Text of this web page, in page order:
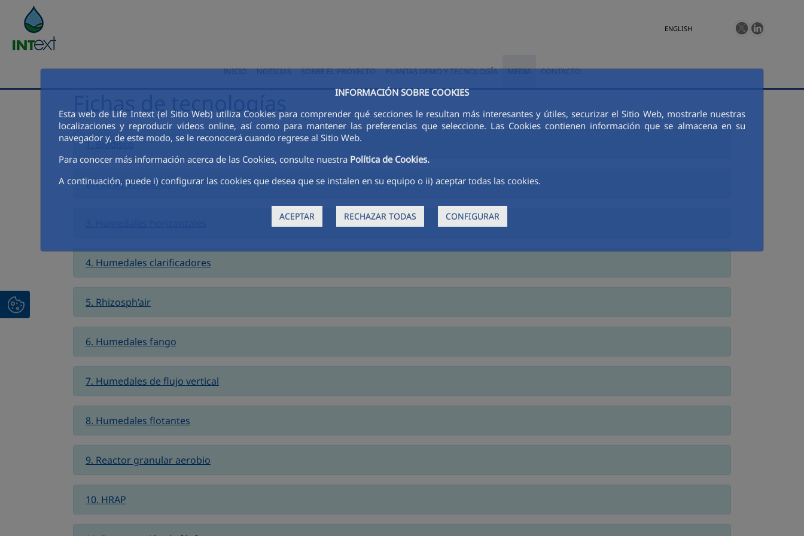
Saltar al contenido principal
INFORMACIÓN SOBRE COOKIES
Esta web de Life Intext (el Sitio Web) utiliza Cookies para comprender qué secciones le resultan más interesantes y útiles, securizar el Sitio Web, mostrarle nuestras
localizaciones y reproducir videos online, así como para mantener las preferencias que seleccione. Las Cookies contienen información que se almacena en su
navegador y, de este modo, se le reconocerá cuando regrese al Sitio Web.
Para conocer más información acerca de las Cookies, consulte nuestra Política de Cookies.
A continuación, puede i) configurar las cookies que desea que se instalen en su equipo o ii) aceptar todas las cookies.
ACEPTAR RECHAZAR TODAS CONFIGURAR
ENGLISH
INICIO NOTICIAS SOBRE EL PROYECTO PLANTAS DEMO Y TECNOLOGÍA MEDIA CONTACTO
Fichas de tecnologías
1. Biodisco
2. Filtro percolador
4. Humedales clarificadores
5. Rhizosph’air
6. Humedales fango
7. Humedales de flujo vertical
8. Humedales flotantes
9. Reactor granular aerobio
10. HRAP